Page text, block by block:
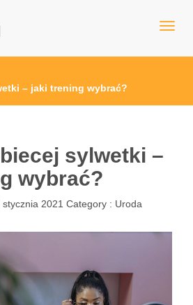
– jaki trening wybrać?
sylwetki –
wybrać?
stycznia 2021 Category : Uroda